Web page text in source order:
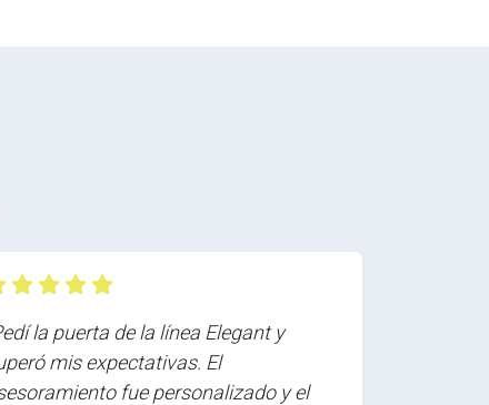
la puerta de la línea Elegant y
mis expectativas. El
fue personalizado y el